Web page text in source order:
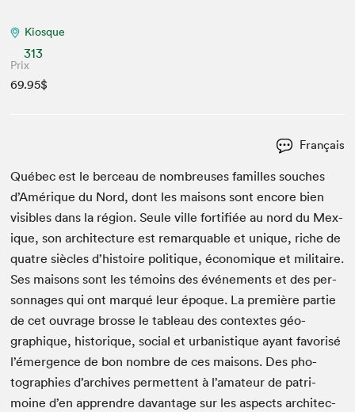
Kiosque
313
Prix
69.95$
Français
Québec est le berceau de nom­breuses familles souch­es
d’Amérique du Nord, dont les maisons sont encore bien
vis­i­bles dans la région. Seule ville for­ti­fiée au nord du Mex­
ique, son archi­tec­ture est remar­quable et unique, riche de
qua­tre siè­cles d’histoire poli­tique, économique et mil­i­taire.
Ses maisons sont les témoins des événe­ments et des per­
son­nages qui ont mar­qué leur époque. La pre­mière par­tie
de cet ouvrage brosse le tableau des con­textes géo­
graphique, his­torique, social et urban­is­tique ayant favorisé
l’émergence de bon nom­bre de ces maisons. Des pho­
togra­phies d’archives per­me­t­tent à l’amateur de pat­ri­
moine d’en appren­dre davan­tage sur les aspects archi­tec­